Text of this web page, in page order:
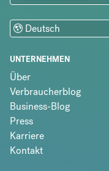
UNTERNEHMEN
Über
Verbraucherblog
Business-Blog
Press
Karriere
Kontakt